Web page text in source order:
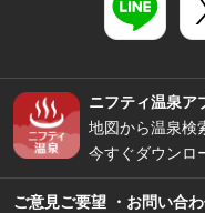
ニフティ温泉ア
地図から温泉検
今すぐダウンロ
ご意見ご要望 ・お問い合